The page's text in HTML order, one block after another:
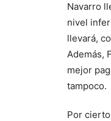
Navarro
nivel
llevará,
Además,
mejor
tampoco.
Por